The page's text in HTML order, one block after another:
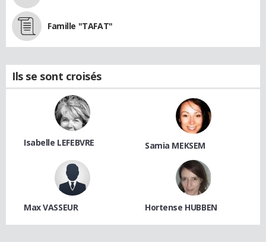
Famille "TAFAT"
Ils se sont croisés
Isabelle LEFEBVRE Samia MEKSEM
Max VASSEUR Hortense HUBBEN